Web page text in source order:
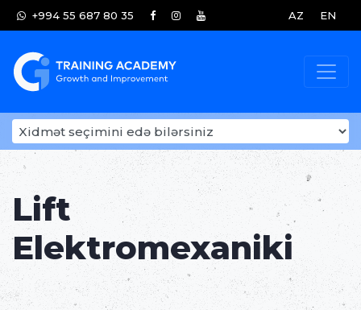
+994 55 687 80 35 AZ EN
Lift
Elektromexaniki